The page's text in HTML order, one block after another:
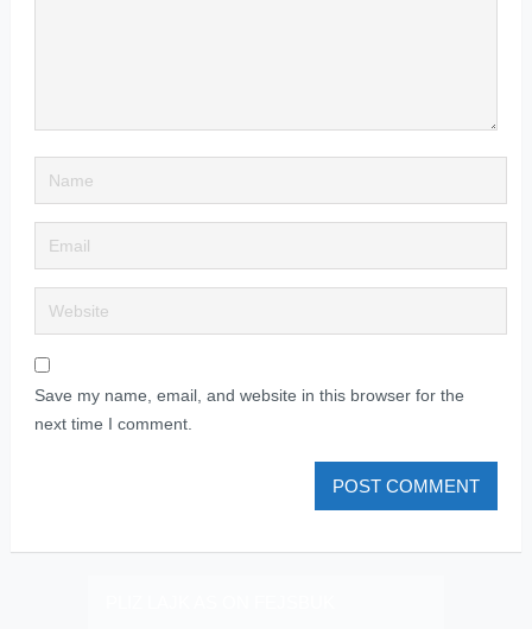
Save my name, email, and website in this browser for the
next time I comment.